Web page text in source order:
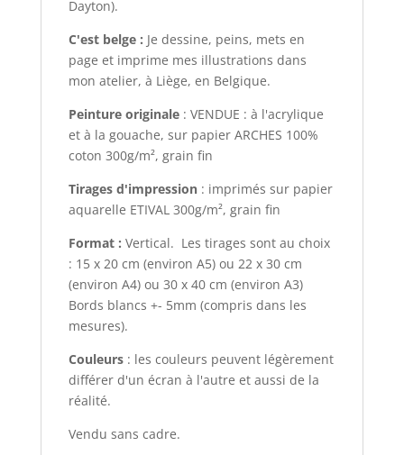
Dayton).
C'est belge : Je dessine, peins, mets en
page et imprime mes illustrations dans
mon atelier, à Liège, en Belgique.
Peinture originale : VENDUE : à l'acrylique
et à la gouache, sur papier ARCHES 100%
coton 300g/m², grain fin
Tirages d'impression : imprimés sur papier
aquarelle ETIVAL 300g/m², grain fin
Format : Vertical. Les tirages sont au choix
: 15 x 20 cm (environ A5) ou 22 x 30 cm
(environ A4) ou 30 x 40 cm (environ A3)
Bords blancs +- 5mm (compris dans les
mesures).
Couleurs: les couleurs peuvent légèrement
différer d'un écran à l'autre et aussi de la
réalité.
Vendu sans cadre.